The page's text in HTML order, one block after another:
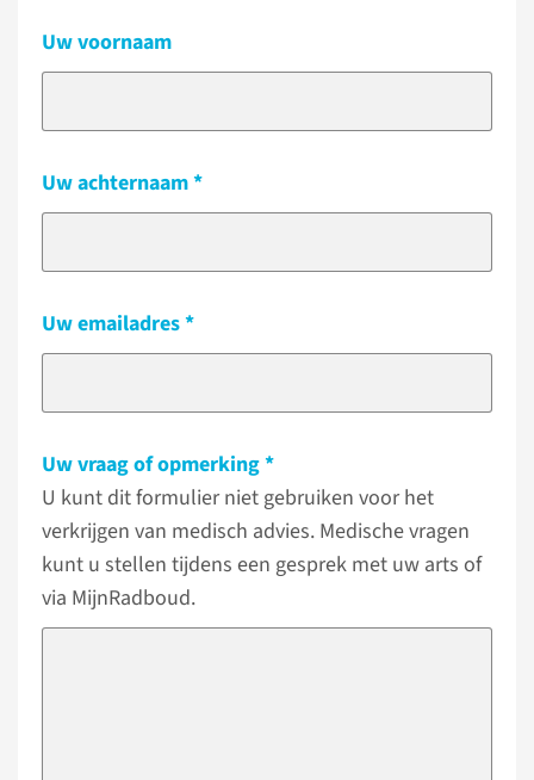
Uw voornaam
Uw achternaam
Uw emailadres
Uw vraag of opmerking
U kunt dit formulier niet gebruiken voor het
verkrijgen van medisch advies. Medische vragen
kunt u stellen tijdens een gesprek met uw arts of
via MijnRadboud.